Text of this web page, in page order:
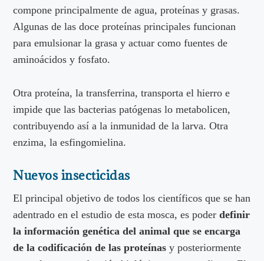
compone principalmente de agua, proteínas y grasas.
Algunas de las doce proteínas principales funcionan
para emulsionar la grasa y actuar como fuentes de
aminoácidos y fosfato.
Otra proteína, la transferrina, transporta el hierro e
impide que las bacterias patógenas lo metabolicen,
contribuyendo así a la inmunidad de la larva. Otra
enzima, la esfingomielina.
Nuevos insecticidas
El principal objetivo de todos los científicos que se han
adentrado en el estudio de esta mosca, es poderdefinir
la información genética del animal que se encarga
de la codificación de las proteínasy posteriormente